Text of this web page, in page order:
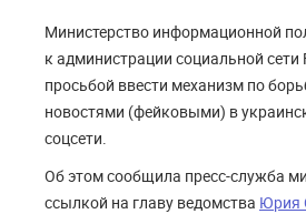
Министерство информационной
к администрации социальной сети
просьбой ввести механизм по
новостями (фейковыми) в
соцсети.
Об этом сообщила пресс-служба
ссылкой на главу ведомства Юрия